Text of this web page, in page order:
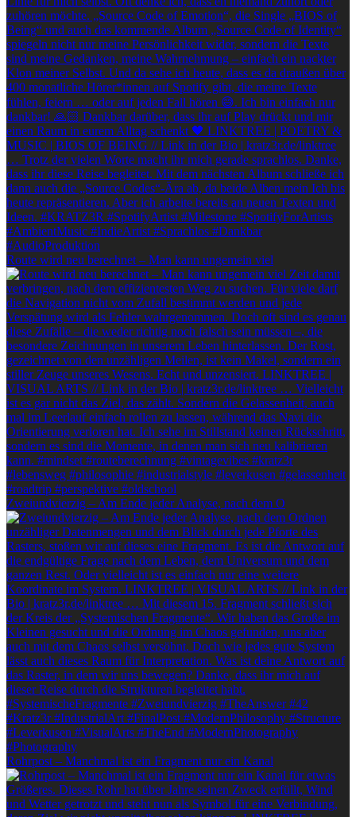
Route wird neu berechnet – Man kann ungemein viel
Zweiundvierzig – Am Ende jeder Analyse, nach dem O
Rohrpost – Manchmal ist ein Fragment nur ein Kanal